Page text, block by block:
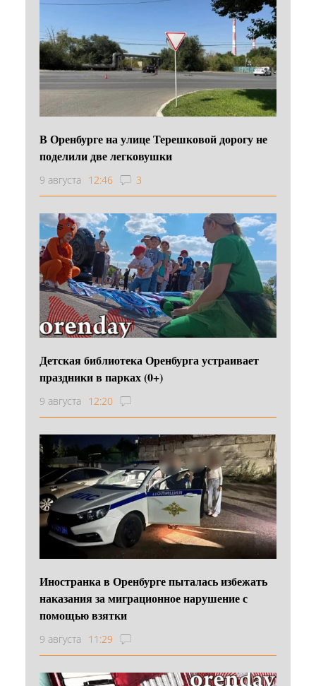
В Оренбурге на улице Терешковой дорогу не
поделили две легковушки
9 августа 12:46 3
Детская библиотека Оренбурга устраивает
праздники в парках (0+)
9 августа 12:20
Иностранка в Оренбурге пыталась избежать
наказания за миграционное нарушение с
помощью взятки
9 августа 11:29